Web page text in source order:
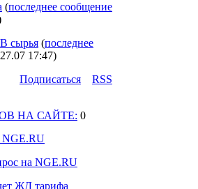
(последнее сообщение
сырья (последнее
27.07 17:47)
Подпиcаться
RSS
НА САЙТЕ: 0
на NGE.RU
ЖД тарифа